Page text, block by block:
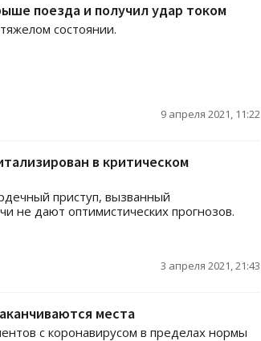
поезда и получил удар током
состоянии.
9 апреля 2021, 11:22
в критическом
приступ, вызванный
не дают оптимистических прогнозов.
3 апреля 2021, 21:43
места
с коронавирусом в пределах нормы